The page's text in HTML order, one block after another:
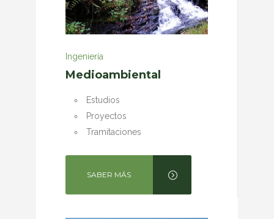
Ingeniería
Medioambiental
Estudios
Proyectos
Tramitaciones
SABER MÁS